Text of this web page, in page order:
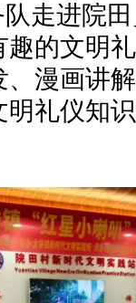
走进院
的文明
漫画讲
礼仪知